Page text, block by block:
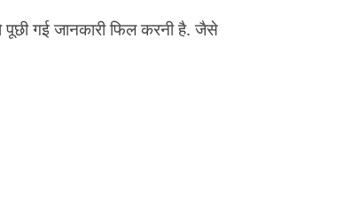
गई जानकारी फिल करनी है. जैसे